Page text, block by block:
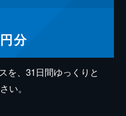
円分
を、31日間ゆっくりと
い。